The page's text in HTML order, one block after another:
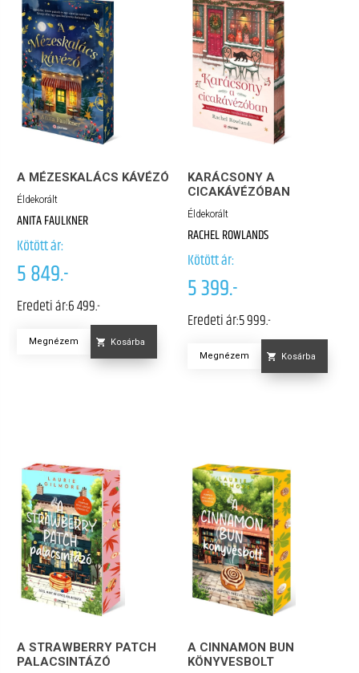
A MÉZESKALÁCS KÁVÉZÓ
Éldekorált
ANITA FAULKNER
Kötött ár:
5 849.-
Eredeti ár:6 499.-
Megnézem Kosárba
KARÁCSONY A
CICAKÁVÉZÓBAN
Éldekorált
RACHEL ROWLANDS
Kötött ár:
5 399.-
Eredeti ár:5 999.-
Megnézem Kosárba
A STRAWBERRY PATCH
PALACSINTÁZÓ
A CINNAMON BUN
KÖNYVESBOLT